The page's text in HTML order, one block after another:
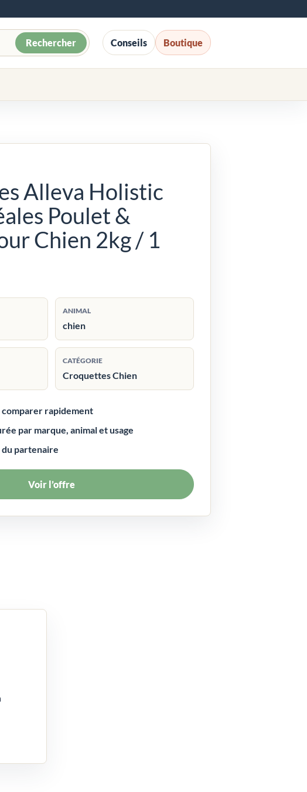
Rechercher Conseils Boutique
Alleva Holistic
Poulet &
Chien 2kg / 1
ANIMAL
chien
CATÉGORIE
Croquettes Chien
rapidement
par marque, animal et usage
partenaire
Voir l’offre